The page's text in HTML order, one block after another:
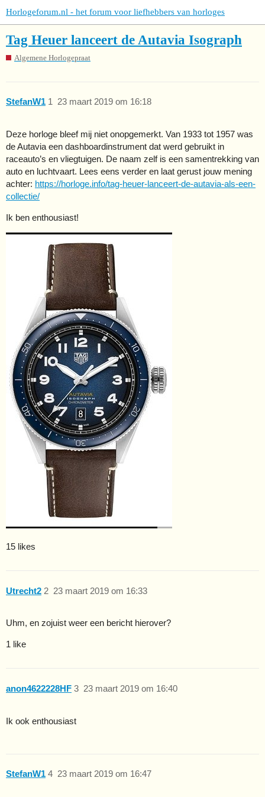
Horlogeforum.nl - het forum voor liefhebbers van horloges
Tag Heuer lanceert de Autavia Isograph
Algemene Horlogepraat
StefanW1 23 maart 2019 om 16:18
1
Deze horloge bleef mij niet onopgemerkt. Van 1933 tot 1957 was
de Autavia een dashboardinstrument dat werd gebruikt in
raceauto’s en vliegtuigen. De naam zelf is een samentrekking van
auto en luchtvaart. Lees eens verder en laat gerust jouw mening
achter: https://horloge.info/tag-heuer-lanceert-de-autavia-als-een-
collectie/
Ik ben enthousiast!
15 likes
Utrecht2 23 maart 2019 om 16:33
2
Uhm, en zojuist weer een bericht hierover?
1 like
anon4622228HF 23 maart 2019 om 16:40
3
Ik ook enthousiast
StefanW1 23 maart 2019 om 16:47
4